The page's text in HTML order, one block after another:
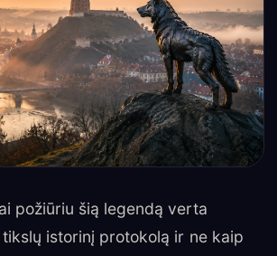
požiūriu šią legendą verta
istorinį protokolą ir ne kaip